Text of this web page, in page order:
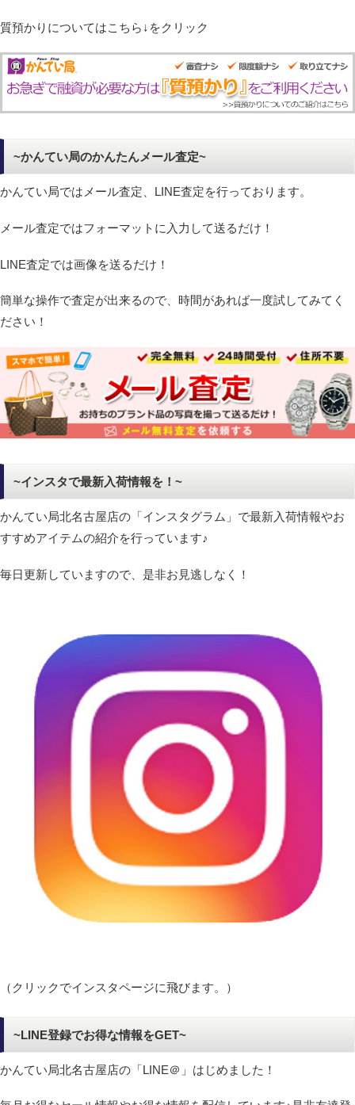
質預かりについてはこちら↓をクリック
~かんてい局のかんたんメール査定~
かんてい局ではメール査定、LINE査定を行っております。
メール査定ではフォーマットに入力して送るだけ！
LINE査定では画像を送るだけ！
簡単な操作で査定が出来るので、時間があれば一度試してみてく
ださい！
~インスタで最新入荷情報を！~
かんてい局北名古屋店の「インスタグラム」で最新入荷情報やお
すすめアイテムの紹介を行っています♪
毎日更新していますので、是非お見逃しなく！
（クリックでインスタページに飛びます。）
~LINE登録でお得な情報をGET~
かんてい局北名古屋店の「LINE＠」はじめました！